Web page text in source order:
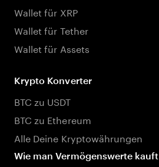
Wallet für XRP
Wallet für Tether
Wallet für Assets
Krypto Konverter
BTC zu USDT
BTC zu Ethereum
Alle Deine Kryptowährungen
Wie man Vermögenswerte kauft